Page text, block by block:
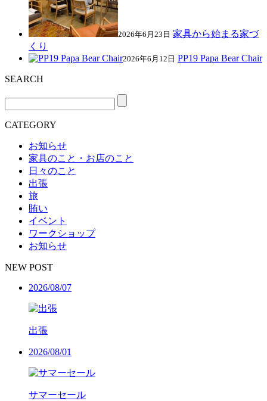
2026年6月23日 家具から始まる家づ
くり
2026年6月12日 PP19 Papa Bear Chair
SEARCH
CATEGORY
お知らせ
家具のこと・お店のこと
日々のこと
出張
旅
賄い
イベント
ワークショップ
お知らせ
NEW POST
2026/08/07
出張
2026/08/01
サマーセール